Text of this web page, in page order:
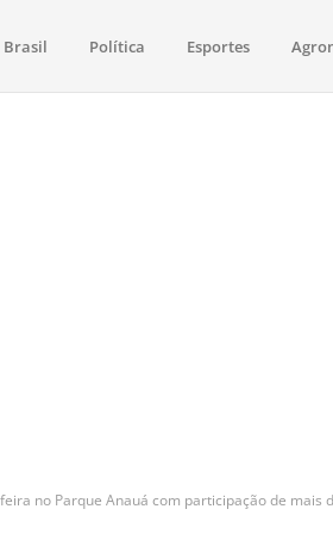
saúde, esportes, economia e os
Brasil Política Esportes
no Parque Anauá com participação de mais